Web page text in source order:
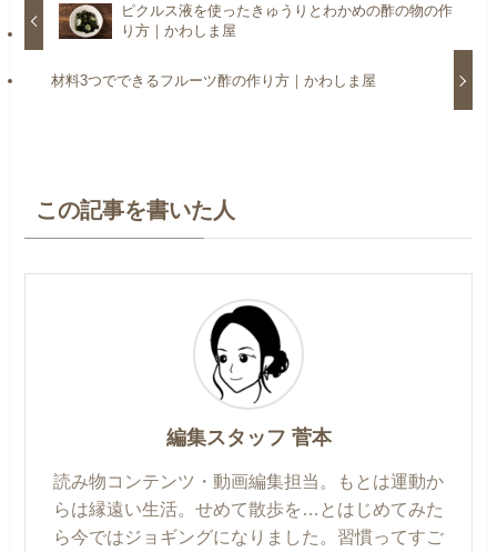
ピクルス液を使ったきゅうりとわかめの酢の物の作
り方｜かわしま屋
材料3つでできるフルーツ酢の作り方｜かわしま屋
この記事を書いた人
編集スタッフ 菅本
読み物コンテンツ・動画編集担当。もとは運動か
らは縁遠い生活。せめて散歩を…とはじめてみた
ら今ではジョギングになりました。習慣ってすご